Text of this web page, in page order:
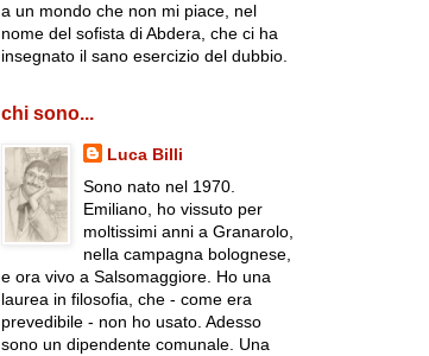
a un mondo che non mi piace, nel
nome del sofista di Abdera, che ci ha
insegnato il sano esercizio del dubbio.
chi sono...
Luca Billi
Sono nato nel 1970.
Emiliano, ho vissuto per
moltissimi anni a Granarolo,
nella campagna bolognese,
e ora vivo a Salsomaggiore. Ho una
laurea in filosofia, che - come era
prevedibile - non ho usato. Adesso
sono un dipendente comunale. Una